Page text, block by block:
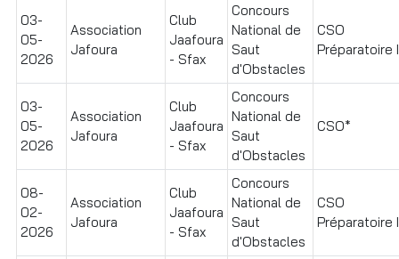
03-
05-
2026
Association
Jafoura
Club
Jaafoura
- Sfax
Concours
National de
Saut
d'Obstacles
CSO
Préparatoire
03-
05-
2026
Association
Jafoura
Club
Jaafoura
- Sfax
Concours
National de
Saut
d'Obstacles
CSO*
08-
02-
2026
Association
Jafoura
Club
Jaafoura
- Sfax
Concours
National de
Saut
d'Obstacles
CSO
Préparatoire